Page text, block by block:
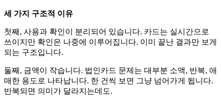
세 가지 구조적 이유
첫째, 사용과 확인이 분리되어 있습니다. 카드는 실시간으로
쓰이지만 확인은 나중에 이루어집니다. 이미 끝난 결과만 보게
되는 구조입니다.
둘째, 금액이 작습니다. 법인카드 문제는 대부분 소액, 반복, 애
매한 용도로 나타납니다. 한 건씩 보면 그냥 넘어가게 됩니다.
반복되면 의미가 달라지는데도.